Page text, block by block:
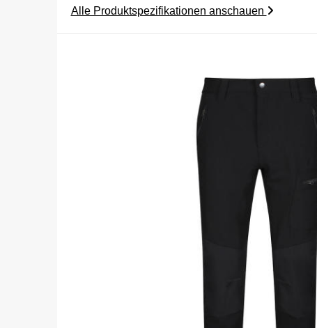
Alle Produktspezifikationen anschauen